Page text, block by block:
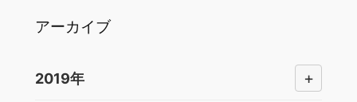
アーカイブ
2019年 +